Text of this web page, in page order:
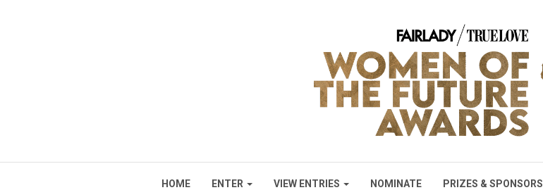
HOME ENTER VIEW ENTRIES NOMINATE PRIZES & SPONSORS